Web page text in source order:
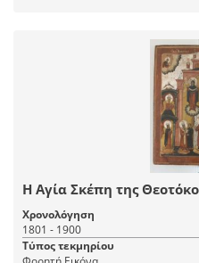
Η Αγία Σκέπη της
Χρονολόγηση
1801 - 1900
Τύπος τεκμηρίου